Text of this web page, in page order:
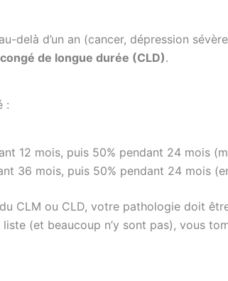
delà d’un an (cancer, dépression
congé de longue durée (CLD).
:
12 mois, puis 50% pendant 24 mois
36 mois, puis 50% pendant 24 mois
CLM ou CLD, votre pathologie doit
liste (et beaucoup n’y sont pas), vous